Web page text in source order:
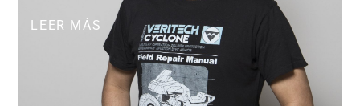
LEER MÁS